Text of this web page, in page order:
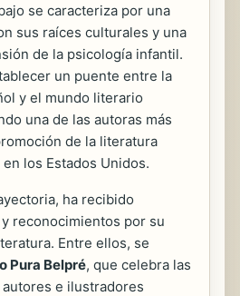
se caracteriza por una
sus raíces culturales y una
de la psicología infantil.
un puente entre la
y el mundo literario
una de las autoras más
de la literatura
los Estados Unidos.
ha recibido
reconocimientos por su
Entre ellos, se
Pura Belpré, que celebra las
e ilustradores